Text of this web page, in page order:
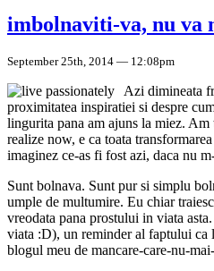
imbolnaviti-va, nu va
September 25th, 2014 — 12:08pm
Azi dimineata
proximitatea inspiratiei si despre
lingurita pana am ajuns la miez.
realize now, e ca toata
imaginez ce-as fi fost azi, daca nu
Sunt bolnava. Sunt pur si simplu
umple de multumire. Eu chiar
vreodata pana prostului in viata
viata :D), un reminder al faptului ca
blogul meu de mancare-care-nu-